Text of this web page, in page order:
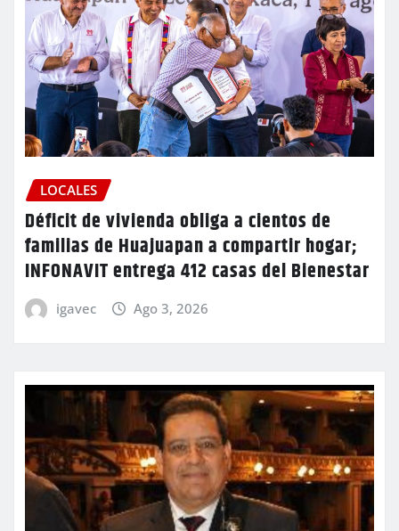
LOCALES
Déficit de vivienda obliga a cientos de
familias de Huajuapan a compartir hogar;
INFONAVIT entrega 412 casas del Bienestar
igavec Ago 3, 2026